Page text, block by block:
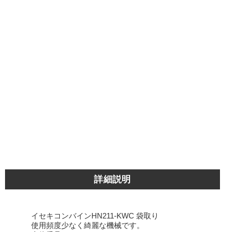
詳細説明
イセキコンバインHN211-KWC 袋取り
使用頻度少なく綺麗な機械です。